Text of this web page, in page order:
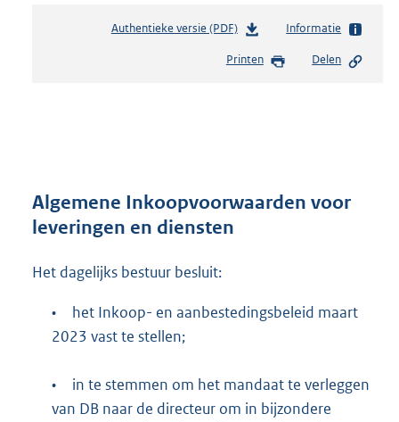
Authentieke versie (PDF)b
s
r
:
K
b
Informatie
Printen Delen
Algemene Inkoopvoorwaarden voor
leveringen en diensten
Het dagelijks bestuur besluit:
•
het Inkoop- en aanbestedingsbeleid maart
2023 vast te stellen;
•
in te stemmen om het mandaat te verleggen
van DB naar de directeur om in bijzondere